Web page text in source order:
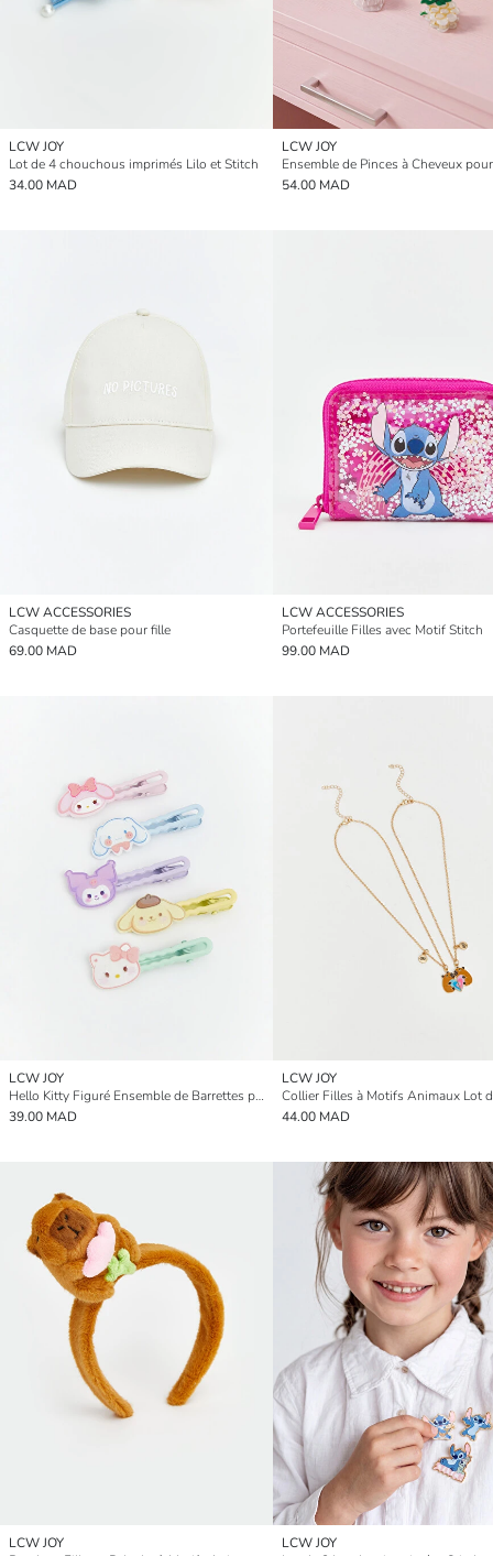
LCW JOY
Lot de 4 chouchous imprimés Lilo et Stitch
34.00 MAD
LCW JOY
54.00 MAD
LCW ACCESSORIES
Casquette de base pour fille
69.00 MAD
LCW ACCESSORIES
Portefeuille Filles avec Motif Stitch
99.00 MAD
LCW JOY
Hello Kitty Figuré Ensemble de Barrettes pour Cheveux Filles 5 pièces
39.00 MAD
LCW JOY
Collier Filles à Motifs Animaux Lot
44.00 MAD
LCW JOY
LCW JOY